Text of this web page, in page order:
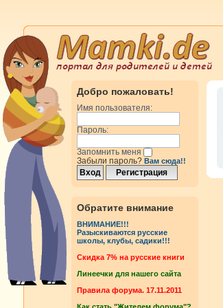
Добро пожаловать!
Имя пользователя:
Пароль:
Запомнить меня
Забыли пароль? Вам сюда!!
Обратите внимание
ВНИМАНИЕ!!!
Разыскиваются русские
школы, клубы, садики!!!
Cкидка 7% на русские книги
Линеечки для нашего сайта
Правила форума. 17.11.2011